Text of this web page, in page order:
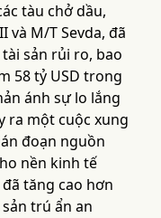
tàu chở dầu,
và M/T Sevda, đã
sản rủi ro, bao
58 tỷ USD trong
ánh sự lo lắng
ra một cuộc xung
đoạn nguồn
nền kinh tế
đã tăng cao hơn
trú ẩn an